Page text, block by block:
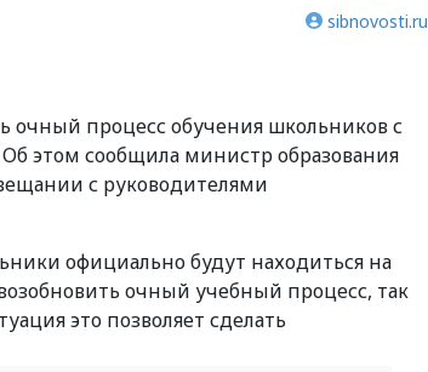
sibnovosti.ru
очный процесс обучения школьников с
этом сообщила министр образования
с руководителями
официально будут находиться на
очный учебный процесс, так
это позволяет сделать